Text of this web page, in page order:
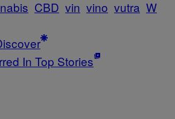
CBD vin vino vutra W
In Top Stories